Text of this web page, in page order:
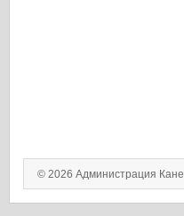
© 2026 Администрация